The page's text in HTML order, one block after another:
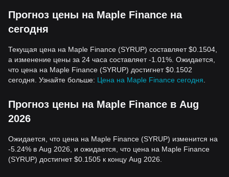
Прогноз цены на Maple Finance на
сегодня
Текущая цена на Maple Finance (SYRUP) составляет $0.1504,
а изменение цены за 24 часа составляет -1.01%. Ожидается,
что цена на Maple Finance (SYRUP) достигнет $0.1502
сегодня. Узнайте больше: Цена на Maple Finance сегодня
Прогноз цены на Maple Finance в Aug
2026
Ожидается, что цена на Maple Finance (SYRUP) изменится на
-5.24% в Aug 2026, и ожидается, что цена на Maple Finance
(SYRUP) достигнет $0.1505 к концу Aug 2026.